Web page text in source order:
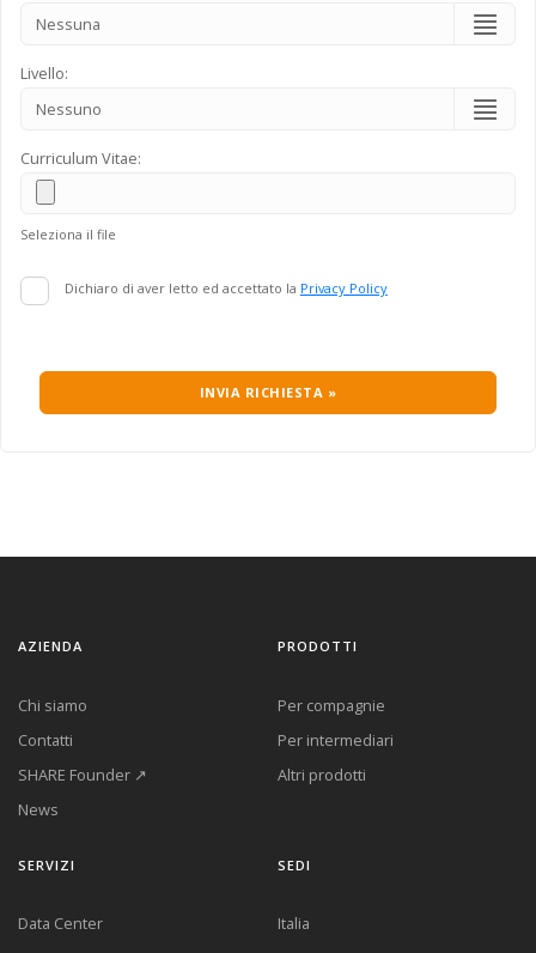
Livello:
Curriculum Vitae:
Seleziona il file
Dichiaro di aver letto ed accettato la Privacy Policy
INVIA RICHIESTA »
AZIENDA
Chi siamo
Contatti
SHARE Founder ↗
News
PRODOTTI
Per compagnie
Per intermediari
Altri prodotti
SERVIZI
Data Center
SEDI
Italia